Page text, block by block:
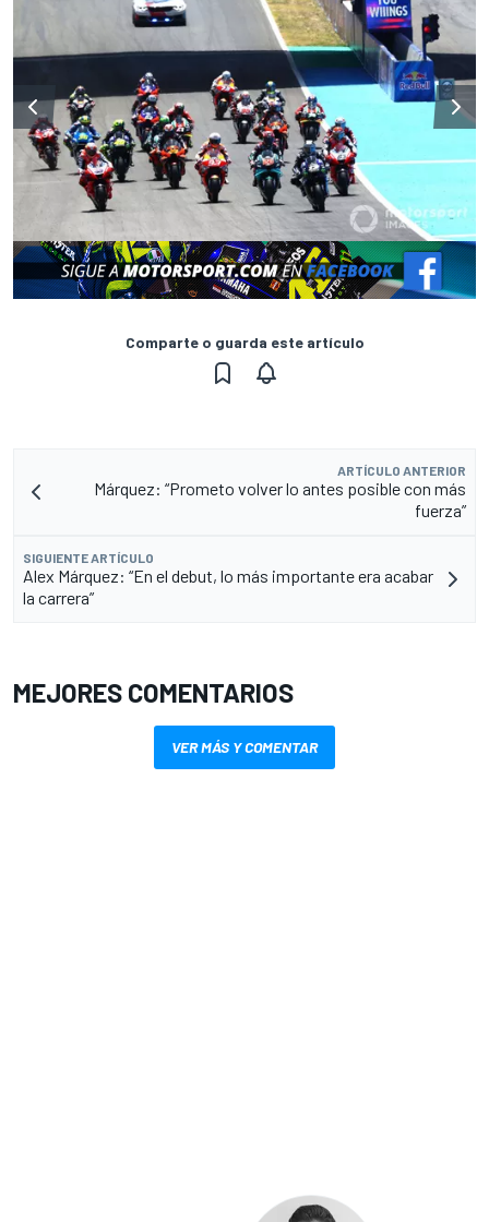
Comparte o guarda este artículo
ARTÍCULO ANTERIOR
Márquez: “Prometo volver lo antes posible con más
fuerza”
SIGUIENTE ARTÍCULO
Alex Márquez: “En el debut, lo más importante era acabar
la carrera”
MEJORES COMENTARIOS
VER MÁS Y COMENTAR